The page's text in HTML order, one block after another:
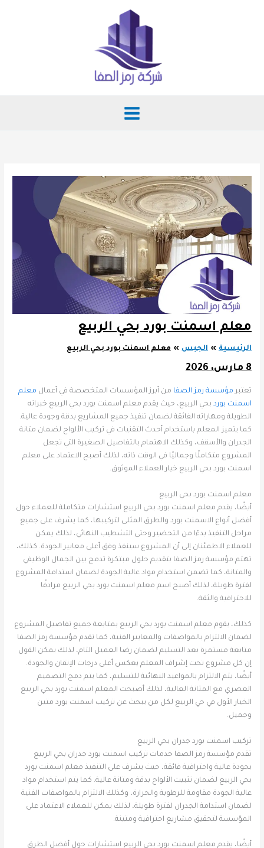
معلم اسمنت بورد بحي الربيع
الرئيسية الجبس معلم اسمنت بورد بحي الربيع
8 مارس، 2026
تعتبر مؤسسة رمز الصفا من أبرز المؤسسات المتخصصة في أعمال معلم
اسمنت بورد بحي الربيع، حيث يقدم معلم اسمنت بورد بحي الربيع خبراته
الطويلة ومهاراته الفائقة لضمان تنفيذ جميع المشاريع بدقة وجودة عالية.
كما يتميز المعلم باستخدام أحدث التقنيات في تركيب الألواح لضمان متانة
الجدران والأسقف، وكذلك الاهتمام بالتفاصيل الصغيرة التي تجعل
المشروع متكاملًا وجماليًا في الوقت ذاته، لذلك أصبح الاعتماد على معلم
اسمنت بورد بحي الربيع خيار العملاء الموثوق.
معلم اسمنت بورد بحي الربيع
أيضًا، يقدم معلم اسمنت بورد بحي الربيع استشارات متكاملة للعملاء حول
أفضل أنواع الاسمنت بورد والطرق المثلى لتركيبها، كما يشرف على جميع
مراحل التنفيذ بدءًا من التحضير وحتى التشطيب النهائي، لذلك يمكن
للعملاء الاطمئنان إلى أن المشروع سينفذ وفق أعلى معايير الجودة. كذلك،
تهتم مؤسسة رمز الصفا بتقديم حلول مبتكرة تدمج بين الجمال الوظيفي
والمتانة، كما تضمن استخدام مواد عالية الجودة لضمان استدامة المشروع
لفترة طويلة، لذلك أصبح اسم معلم اسمنت بورد بحي الربيع مرادفًا
للاحترافية والثقة.
كذلك، يقوم معلم اسمنت بورد بحي الربيع بمتابعة جميع تفاصيل المشروع
لضمان الالتزام بالمواصفات والمعايير الفنية، كما تقدم مؤسسة رمز الصفا
متابعة مستمرة بعد التسليم لضمان رضا العميل التام، لذلك يمكن القول
إن كل مشروع تحت إشراف المعلم يعكس أعلى درجات الإتقان والجودة.
أيضًا، يتم الالتزام بالمواعيد النهائية للتسليم، كما يتم دمج التصميم
العصري مع المتانة العالية، لذلك أصبحت المعلم اسمنت بورد بحي الربيع
الخيار الأول في حي الربيع لكل من يبحث عن تركيب اسمنت بورد متين
وجميل.
تركيب اسمنت بورد جدران بحي الربيع
تقدم مؤسسة رمز الصفا خدمات تركيب اسمنت بورد جدران بحي الربيع
بجودة عالية واحترافية فائقة، حيث يشرف على التنفيذ معلم اسمنت بورد
بحي الربيع لضمان تثبيت الألواح بدقة ومتانة عالية. كما يتم استخدام مواد
عالية الجودة مقاومة للرطوبة والحرارة، وكذلك الالتزام بالمواصفات الفنية
لضمان استدامة الجدران لفترة طويلة، لذلك يمكن للعملاء الاعتماد على
المؤسسة لتحقيق مشاريع احترافية ومتينة.
أيضًا، يقدم معلم اسمنت بورد بحي الربيع استشارات حول أفضل الطرق